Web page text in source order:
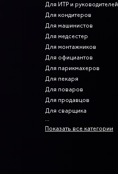
Для ИТР и руководителей
Для кондитеров
Для машинистов
Для медсестер
Для монтажников
Для официантов
Для парикмахеров
Для пекаря
Для поваров
Для продавцов
Для сварщика
Показать все категории